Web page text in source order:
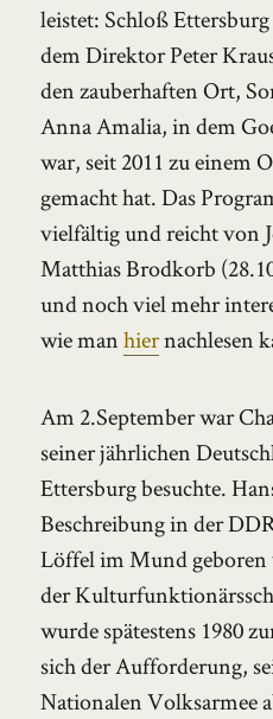
leistet: Schloß
dem Direktor Peter
den zauberhaften Ort,
Anna Amalia, in dem
war, seit 2011 zu einem
gemacht hat. Das
vielfältig und reicht von
Matthias Brodkorb
und noch viel mehr
wie manhiernachlesen
Am 2.September war
seiner jährlichen
Ettersburg besuchte.
Beschreibung in der
Löffel im Mund
der
wurde spätestens 1980
sich der Aufforderung,
Nationalen Volksarmee